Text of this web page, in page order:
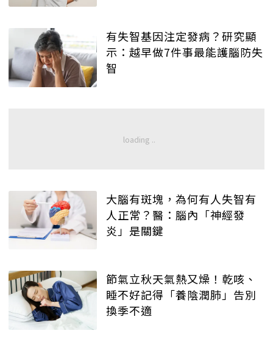
有失智基因注定發病？研究顯
示：越早做7件事最能護腦防失
智
大腦有斑塊，為何有人失智有
人正常？醫：腦內「神經發
炎」是關鍵
節氣立秋天氣熱又燥！乾咳、
睡不好記得「養陰潤肺」告別
換季不適